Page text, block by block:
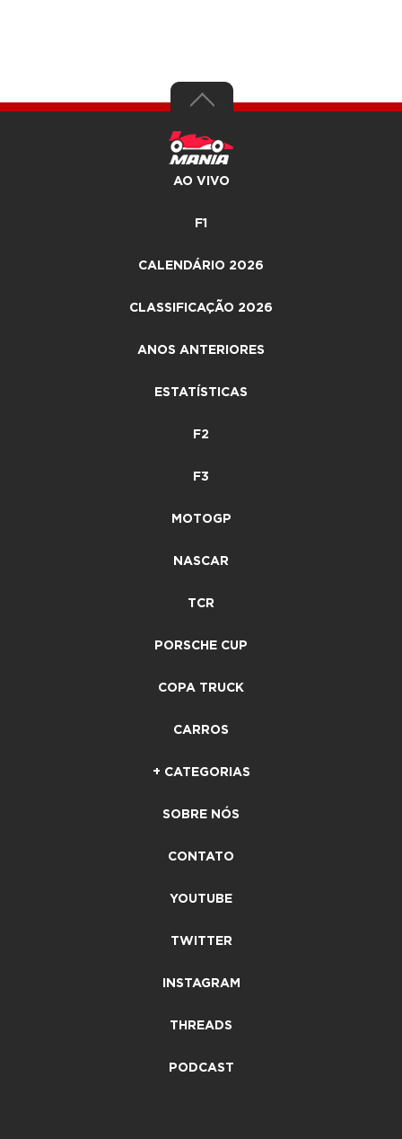
AO VIVO
F1
CALENDÁRIO 2026
CLASSIFICAÇÃO 2026
ANOS ANTERIORES
ESTATÍSTICAS
F2
F3
MOTOGP
NASCAR
TCR
PORSCHE CUP
COPA TRUCK
CARROS
+ CATEGORIAS
SOBRE NÓS
CONTATO
YOUTUBE
TWITTER
INSTAGRAM
THREADS
PODCAST